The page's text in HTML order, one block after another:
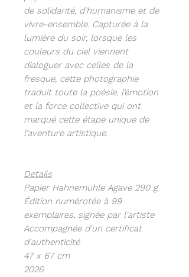
de solidarité, d’humanisme et de
vivre-ensemble. Capturée à la
lumière du soir, lorsque les
couleurs du ciel viennent
dialoguer avec celles de la
fresque, cette photographie
traduit toute la poésie, l’émotion
et la force collective qui ont
marqué cette étape unique de
l’aventure artistique.
Details
Papier Hahnemühle Agave 290 g
Édition numérotée à 99
exemplaires, signée par l'artiste
Accompagnée d'un certificat
d'authenticité
47 x 67 cm
2026